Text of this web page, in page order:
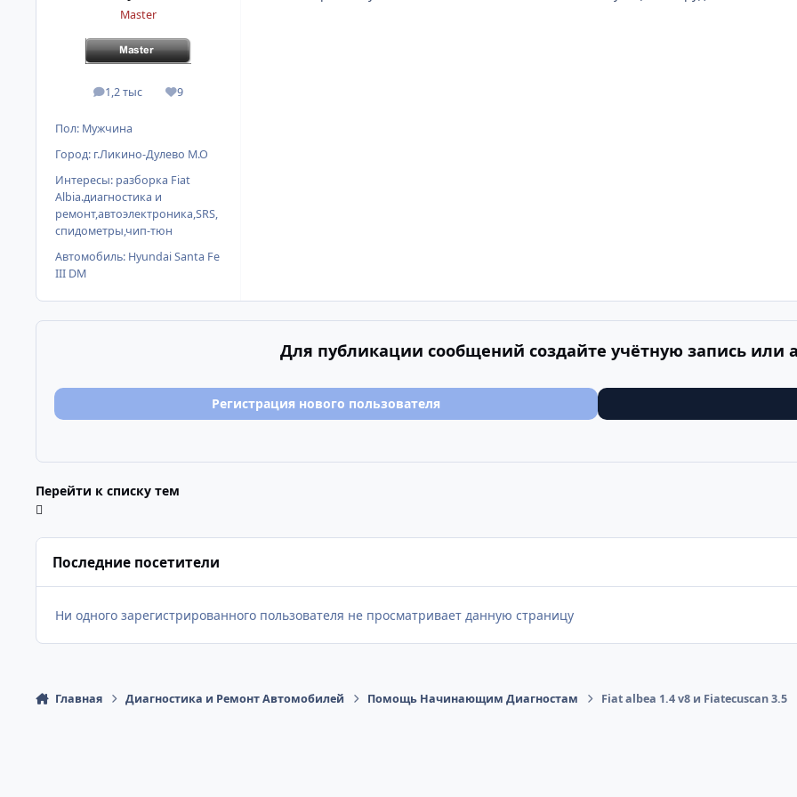
Master
1,2 тыс
сообщения9
Репутация
Пол: Мужчина
Город: г.Ликино-Дулево М.О
Интересы: разборка Fiat
Albia.диагностика и
ремонт,автоэлектроника,SRS,
спидометры,чип-тюн
Автомобиль: Hyundai Santa Fe
III DM
Для публикации сообщений создайте учётную запись или
Регистрация нового пользователя
Перейти к списку тем
Последние посетители
Ни одного зарегистрированного пользователя не просматривает данную страницу
Главная Диагностика и Ремонт Автомобилей Помощь Начинающим Диагностам Fiat albea 1.4 v8 и Fiatecuscan 3.5